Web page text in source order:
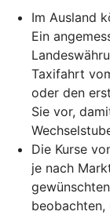
Im Ausland
Ein
Taxifahrt
oder den
Sie vor,
Die Kurse
je nach
beobachten,